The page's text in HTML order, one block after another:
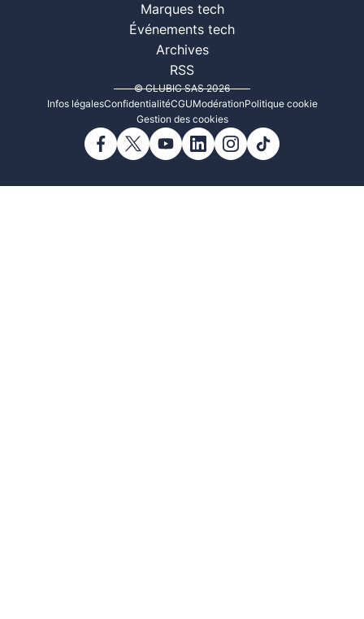
Marques tech
Événements tech
Archives
RSS
© CLUBIC SAS 2026
Infos légalesConfidentialitéCGUModérationPolitique cookie
Gestion des cookies